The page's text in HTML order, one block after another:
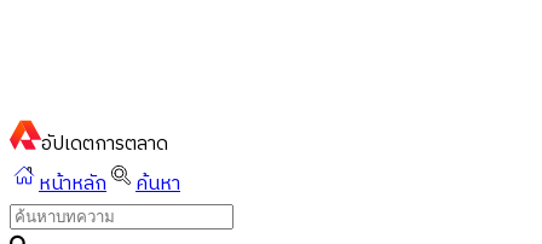
อัปเดตการตลาด
หน้าหลัก
ค้นหา